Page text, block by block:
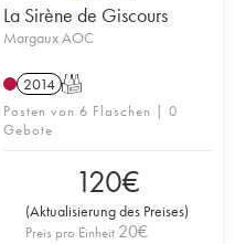
La Sirène de Giscours
Margaux AOC
2014 T
Posten von 6 Flaschen | 0
Gebote
120€
(Aktualisierung des Preises)
Preis pro Einheit 20€